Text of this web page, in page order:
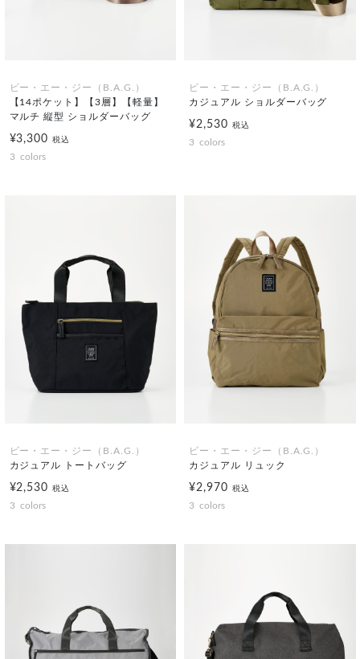
ビー・エー・ジー（B.A.G.）
【14ポケット】【3層】【軽量】
マルチ 縦型 ショルダーバッグ
¥3,300税込
3 colors
ビー・エー・ジー（B.A.G.）
カジュアル ショルダーバッグ
¥2,530 税込
3 colors
ビー・エー・ジー（B.A.G.）
カジュアル トートバッグ
¥2,530税込
3 colors
ビー・エー・ジー（B.A.G.）
カジュアル リュック
¥2,970 税込
3 colors